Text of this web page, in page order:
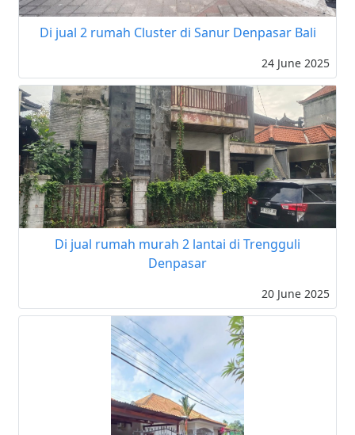
Di jual 2 rumah Cluster di Sanur Denpasar Bali
24 June 2025
Di jual rumah murah 2 lantai di Trengguli
Denpasar
20 June 2025